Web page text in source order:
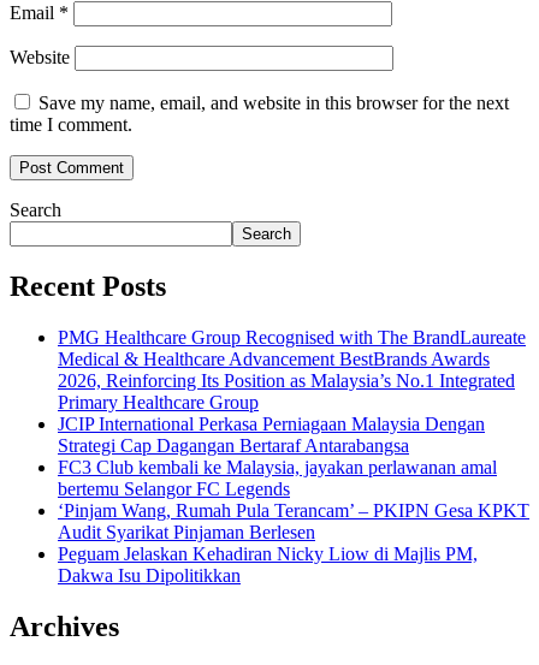
Email *
Website
Save my name, email, and website in this browser for the next
time I comment.
Search
Search
Recent Posts
PMG Healthcare Group Recognised with The BrandLaureate
Medical & Healthcare Advancement BestBrands Awards
2026, Reinforcing Its Position as Malaysia’s No.1 Integrated
Primary Healthcare Group
JCIP International Perkasa Perniagaan Malaysia Dengan
Strategi Cap Dagangan Bertaraf Antarabangsa
FC3 Club kembali ke Malaysia, jayakan perlawanan amal
bertemu Selangor FC Legends
‘Pinjam Wang, Rumah Pula Terancam’ – PKIPN Gesa KPKT
Audit Syarikat Pinjaman Berlesen
Peguam Jelaskan Kehadiran Nicky Liow di Majlis PM,
Dakwa Isu Dipolitikkan
Archives